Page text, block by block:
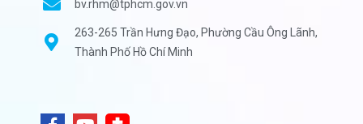
bv.rhm@tphcm.gov.vn
263-265 Trần Hưng Đạo, Phường Cầu Ông Lãnh,
Thành Phố Hồ Chí Minh